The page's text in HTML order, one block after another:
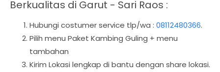
Berkualitas di Garut - Sari Raos :
Hubungi costumer service tlp/wa : 08112480366.
Pilih menu Paket Kambing Guling + menu
tambahan
Kirim Lokasi lengkap di bantu dengan share lokasi.